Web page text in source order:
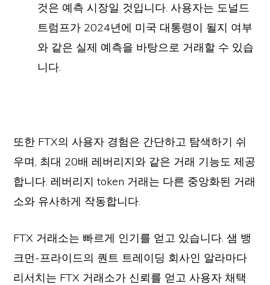
것은 예측 시장일 것입니다. 사용자는 도널드
트럼프가 2024년에 미국 대통령이 될지 여부
와 같은 실제 예측을 바탕으로 거래할 수 있습
니다.
또한 FTX의 사용자 경험은 간단하고 탐색하기 쉬
우며, 최대 20배 레버리지와 같은 거래 기능도 제공
합니다. 레버리지 token 거래는 다른 중앙화된 거래
소와 유사하게 작동합니다.
FTX 거래소는 빠르게 인기를 얻고 있습니다. 샘 뱅
크먼-프라이드의 퀀트 트레이딩 회사인 알라마다
리서치는 FTX 거래소가 신뢰를 얻고 사용자 채택